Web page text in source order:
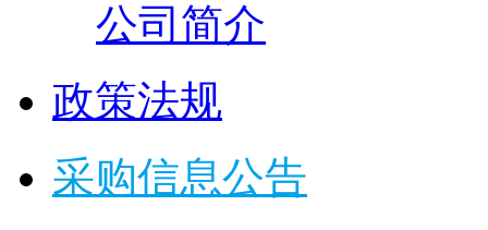
公司简介
政策法规
采购信息公告